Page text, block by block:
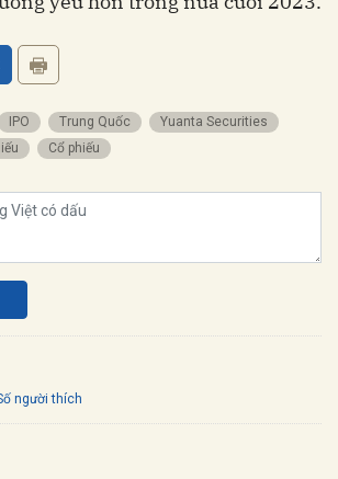
IPO Trung Quốc
Yuanta Securities
Cổ phiếu
người thích